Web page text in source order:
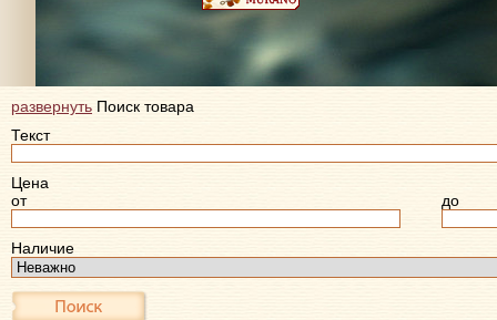
развернуть Поиск товара
Текст
Цена
от
до
Наличие